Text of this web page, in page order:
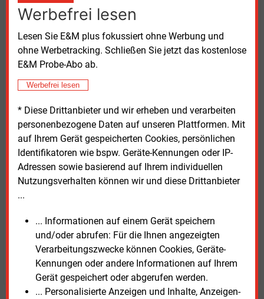
Werbefrei lesen
Lesen Sie E&M plus fokussiert ohne Werbung und
ohne Werbetracking. Schließen Sie jetzt das kostenlose
E&M Probe-Abo ab.
Werbefrei lesen
* Diese Drittanbieter und wir erheben und verarbeiten
personenbezogene Daten auf unseren Plattformen. Mit
auf Ihrem Gerät gespeicherten Cookies, persönlichen
Identifikatoren wie bspw. Geräte-Kennungen oder IP-
Adressen sowie basierend auf Ihrem individuellen
Nutzungsverhalten können wir und diese Drittanbieter
...
... Informationen auf einem Gerät speichern
und/oder abrufen: Für die Ihnen angezeigten
Verarbeitungszwecke können Cookies, Geräte-
Kennungen oder andere Informationen auf Ihrem
Gerät gespeichert oder abgerufen werden.
... Personalisierte Anzeigen und Inhalte, Anzeigen-
die Wärmeinfrastruktur stärkten regionale
Baugewerbe. Verzögerungen führten dagegen dazu,
dass weiterhin hohe Ausgaben für fossile
Energieimporte ins Ausland flössen.
offene Online-Plattform für Fachleute aus
Kommunen, Stadtwerken und Planungsbüros. Nach
eigenen Angaben sind dort mehr als 800 Akteure aus
ganz Deutschland vernetzt. Betrieben wird die
Plattform von der Freiburger Sinnogy GmbH, einem
Unternehmen für Beratung und digitale Lösungen im
Energiebereich.
Freitag, 29.05.2026, 13:15 Uhr
Susanne Harmsen
© 2026 Energie & Management GmbH